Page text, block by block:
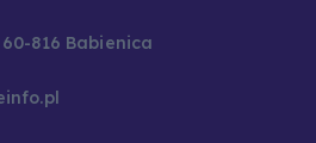
816 Babienica